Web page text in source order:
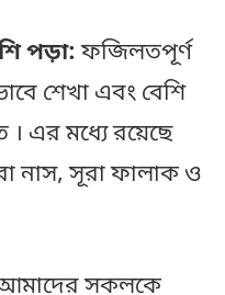
পড়া:ফজিলতপূর্ণ
শেখা এবং বেশি
। এর মধ্যে রয়েছে
নাস, সূরা ফালাক ও
সকলকে